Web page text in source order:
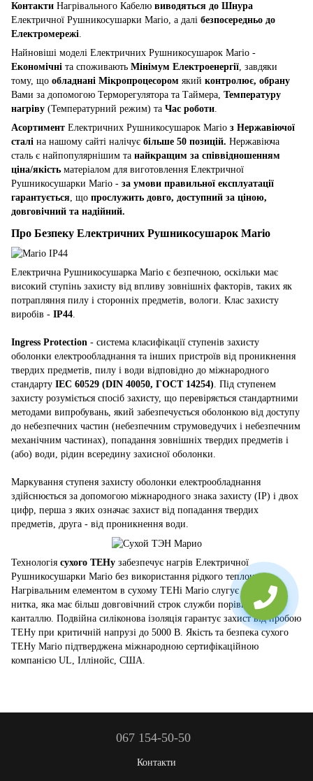
Контакти Нагрівального Кабелю виводяться до Шнура
Електричної Рушникосушарки Mario, а далі безпосередньо до
Електромережі.
Найновіші моделі Електричних Рушникосушарок Mario -
Економічні та споживають Мінімум Електроенергії, завдяки
тому, що обладнані Мікропроцесором який контролює, обрану
Вами за допомогою Терморегулятора та Таймера, Температуру
нагріву (Температурний режим) та Час роботи.
Асортимент Електричних Рушникосушарок Mario з Нержавіючої
сталі на нашому сайті налічує більше 50 позицій. Нержавіюча
сталь є найпопулярнішим та найкращим за співвідношенням
ціна/якість матеріалом для виготовлення Електричної
Рушникосушарки Mario - за умови правильної експлуатації
гарантується, що прослужить довго, доступний за ціною,
довговічний та надійний.
Про Безпеку Електричних Рушникосушарок Mario
Електрична Рушникосушарка Mario є безпечною, оскільки має
високий ступінь захисту від впливу зовнішніх факторів, таких як
потрапляння пилу і сторонніх предметів, вологи. Клас захисту
виробів - IP44
Ingress Protection - система класифікації ступенів захисту
оболонки електрообладнання та інших пристроїв від проникнення
твердих предметів, пилу і води відповідно до міжнародного
стандарту IEC 60529 (DIN 40050, ГОСТ 14254) . Під ступенем
захисту розуміється спосіб захисту, що перевіряється стандартними
методами випробувань, який забезпечується оболонкою від доступу
до небезпечних частин (небезпечним струмоведучих і небезпечним
механічним частинах), попадання зовнішніх твердих предметів і
(або) води, рідин всередину захисної оболонки.
Маркування ступеня захисту оболонки електрообладнання
здійснюється за допомогою міжнародного знака захисту (IP) і двох
цифр, перша з яких означає захист від попадання твердих
предметів, друга - від проникнення води.
Технологія сухого ТЕНу забезпечує нагрів Електричної
Рушникосушарки Mario без використання рідкого теплоносія.
Нагрівальним елементом в сухому ТЕНі Mario слугує ніхромова
нитка, яка має більш довговічний строк служби порівняно із
канталлю. Подвійна силіконова ізоляція гарантує захист від пробою
ТЕНу при критичній напрузі до 5000 В. Якість та безпека сухого
ТЕНу Mario підтверджена міжнародною сертифікаційною
компанією UL, Іллінойс, США.
067 154-50-50
Контакти